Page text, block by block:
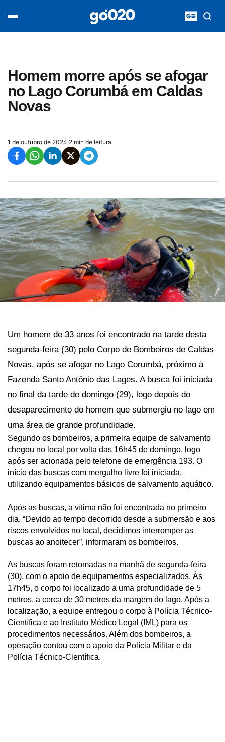
Homem morre após se afogar
no Lago Corumbá em Caldas
Novas
1 de outubro de 2024·2 min de leitura
Um homem de 33 anos foi encontrado na tarde desta
segunda-feira (30) pelo Corpo de Bombeiros de Caldas
Novas, após se afogar no Lago Corumbá, próximo à
Fazenda Santo Antônio das Lages. A busca foi iniciada
no final da tarde de domingo (29), logo depois do
desaparecimento do homem que submergiu no lago em
uma área de grande profundidade.
Segundo os bombeiros, a primeira equipe de salvamento
chegou no local por volta das 16h45 de domingo, logo
após ser acionada pelo telefone de emergência 193. O
início das buscas com mergulho livre foi iniciada,
utilizando equipamentos básicos de salvamento aquático.
Após as buscas, a vítima não foi encontrada no primeiro
dia. “Devido ao tempo decorrido desde a submersão e aos
riscos envolvidos no local, decidimos interromper as
buscas ao anoitecer”, informaram os bombeiros.
As buscas foram retomadas na manhã de segunda-feira
(30), com o apoio de equipamentos especializados. Às
17h45, o corpo foi localizado a uma profundidade de 5
metros, a cerca de 30 metros da margem do lago. Após a
localização, a equipe entregou o corpo à Polícia Técnico-
Científica e ao Instituto Médico Legal (IML) para os
procedimentos necessários. Além dos bombeiros, a
operação contou com o apoio da Polícia Militar e da
Polícia Técnico-Científica.
acontece agora
entretenimento
vídeos
pod020